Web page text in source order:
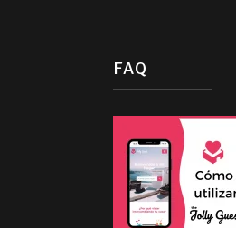
FAQ